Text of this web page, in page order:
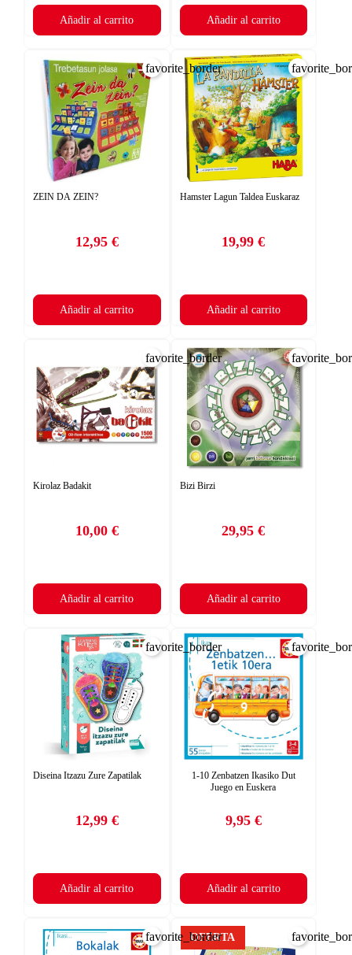
Añadir al carrito Añadir al carrito
ZEIN DA ZEIN?
Precio
12,95 €
Añadir al carrito
favorite_border
Hamster Lagun Taldea Euskaraz
Precio
19,99 €
Añadir al carrito
Kirolaz Badakit
Precio
10,00 €
Añadir al carrito
favorite_border
Bizi Birzi
Precio
29,95 €
Añadir al carrito
Diseina Itzazu Zure Zapatilak
Precio
12,99 €
Añadir al carrito
favorite_border
1-10 Zenbatzen Ikasiko Dut
Juego en Euskera
Precio
9,95 €
Añadir al carrito
favorite_border
OFERTA